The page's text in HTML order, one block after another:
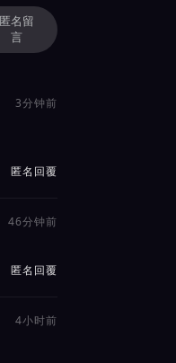
匿名留
言
3分钟前
匿名回覆
46分钟前
匿名回覆
4小时前